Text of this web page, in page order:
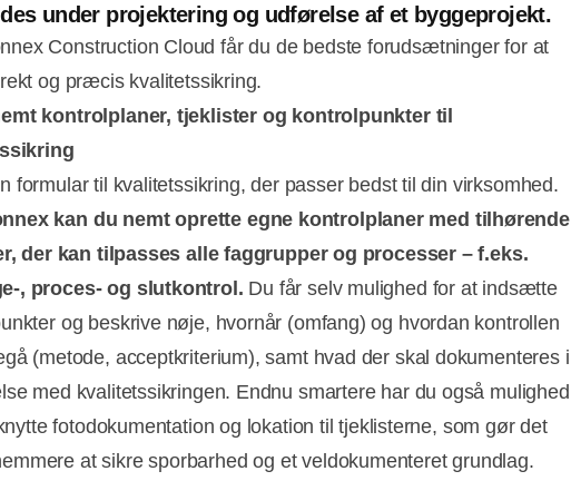
under projektering og udførelse af et byggeprojekt.
Construction Cloud får du de bedste forudsætninger for at
og præcis kvalitetssikring.
kontrolplaner, tjeklister og kontrolpunkter til
formular til kvalitetssikring, der passer bedst til din virksomhed.
kan du nemt oprette egne kontrolplaner med tilhørende
der kan tilpasses alle faggrupper og processer – f.eks.
, proces- og slutkontrol. Du får selv mulighed for at indsætte
og beskrive nøje, hvornår (omfang) og hvordan kontrollen
(metode, acceptkriterium), samt hvad der skal dokumenteres i
med kvalitetssikringen. Endnu smartere har du også mulighed
fotodokumentation og lokation til tjeklisterne, som gør det
at sikre sporbarhed og et veldokumenteret grundlag.